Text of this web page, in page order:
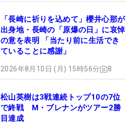
「長崎に祈りを込めて」櫻井心那が
出身地・長崎の「原爆の日」に哀悼
の意を表明 「当たり前に生活でき
ていることに感謝」
2026年8月10日 (月) 15時56分 8
松山英樹は3戦連続トップ10の7位
で終戦 M・ブレナンがツアー2勝
目達成